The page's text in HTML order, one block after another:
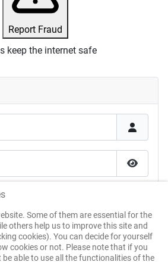
Report Fraud
keep the internet safe
கொள்க
மூலம் உள்நுழைக
Some of them are essential for the
others help us to improve this site and
cookies). You can decide for yourself
cookies or not. Please note that if you
be able to use all the functionalities of the